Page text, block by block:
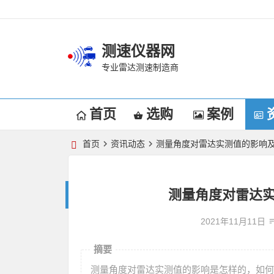
测速仪器网
专业雷达测速制造商
首页 选购 案例
首页 资讯动态 测量角度对雷达实测值的影响
测量角度对雷达
2021年11月11日
摘要
测量角度对雷达实测值的影响是怎样的，如